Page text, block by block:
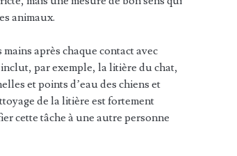
animaux.
après chaque contact avec
par exemple, la litière du chat,
et points d’eau des chiens et
de la litière est fortement
cette tâche à une autre personne